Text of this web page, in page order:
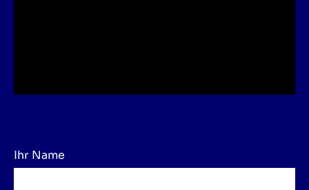
Ihr Name